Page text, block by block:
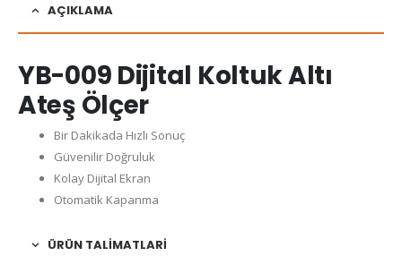
AÇIKLAMA
YB-009 Dijital Koltuk Altı
Ateş Ölçer
Bir Dakikada Hızlı Sonuç
Güvenilir Doğruluk
Kolay Dijital Ekran
Otomatik Kapanma
ÜRÜN TALIMATLARI